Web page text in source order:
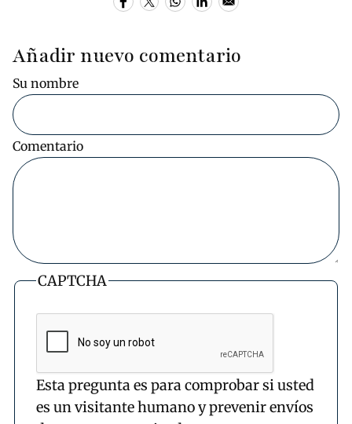
Añadir nuevo comentario
Su nombre
Comentario
CAPTCHA
Esta pregunta es para comprobar si usted
es un visitante humano y prevenir envíos